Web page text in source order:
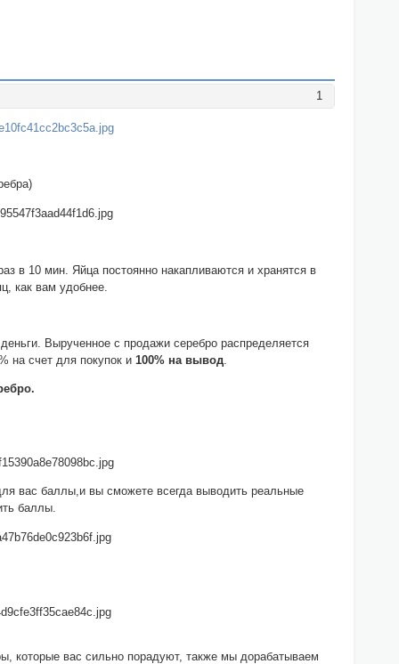
1
в 10 мин. Яйца постоянно накапливаются и хранятся в
как вам удобнее.
Вырученное с продажи серебро распределяется
на счет для покупок и100% на вывод.
вас баллы,и вы сможете всегда выводить реальные
баллы.
которые вас сильно порадуют, также мы дорабатываем